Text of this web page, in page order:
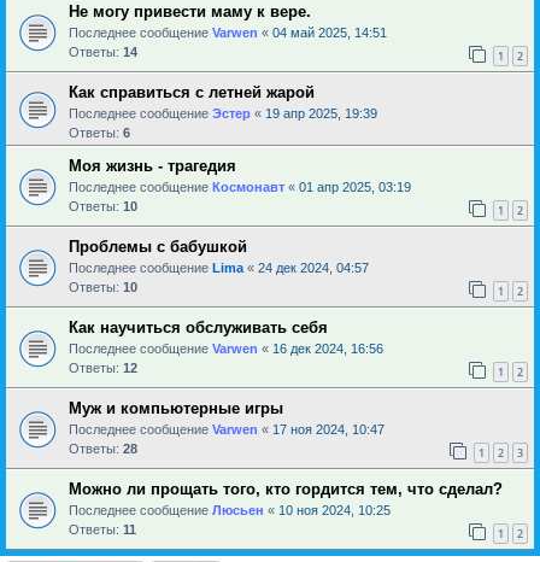
Не могу привести маму к вере.
Последнее сообщение Varwen « 04 май 2025, 14:51
Ответы: 14 1 2
Как справиться с летней жарой
Последнее сообщение Эстер « 19 апр 2025, 19:39
Ответы: 6
Моя жизнь - трагедия
Последнее сообщение Космонавт « 01 апр 2025, 03:19
Ответы: 10 1 2
Проблемы с бабушкой
Последнее сообщение Lima « 24 дек 2024, 04:57
Ответы: 10 1 2
Как научиться обслуживать себя
Последнее сообщение Varwen « 16 дек 2024, 16:56
Ответы: 12 1 2
Муж и компьютерные игры
Последнее сообщение Varwen « 17 ноя 2024, 10:47
Ответы: 28 1 2 3
Можно ли прощать того, кто гордится тем, что сделал?
Последнее сообщение Люсьен « 10 ноя 2024, 10:25
Ответы: 11 1 2